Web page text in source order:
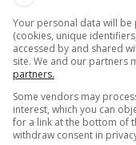
një moment të
të parë
e tij
shumë talent”, ka
61345356
Your personal data will
(cookies, unique
accessed by and shared
site. We and our partners
partners.
Some vendors may
interest, which you can
for a link at the bottom of
withdraw consent in